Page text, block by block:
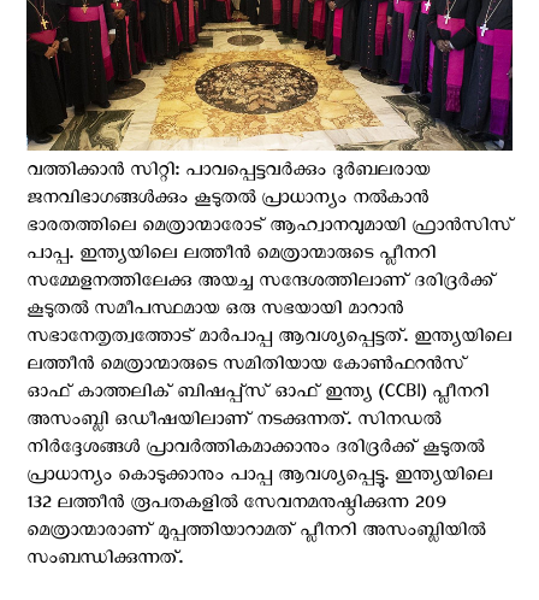
വത്തിക്കാന്‍ സിറ്റി: പാവപ്പെട്ടവർക്കും ദുർബലരായ
ജനവിഭാഗങ്ങൾക്കും കൂടുതൽ പ്രാധാന്യം നല്‍കാന്‍
ഭാരതത്തിലെ മെത്രാന്മാരോട് ആഹ്വാനവുമായി ഫ്രാൻസിസ്
പാപ്പ. ഇന്ത്യയിലെ ലത്തീൻ മെത്രാന്മാരുടെ പ്ലീനറി
സമ്മേളനത്തിലേക്കു അയച്ച സന്ദേശത്തിലാണ് ദരിദ്രർക്ക്
കൂടുതൽ സമീപസ്ഥമായ ഒരു സഭയായി മാറാൻ
സഭാനേതൃത്വത്തോട് മാര്‍പാപ്പ ആവശ്യപ്പെട്ടത്. ഇന്ത്യയിലെ
ലത്തീൻ മെത്രാന്മാരുടെ സമിതിയായ കോൺഫറൻസ്
ഓഫ് കാത്തലിക് ബിഷപ്പ്സ് ഓഫ് ഇന്ത്യ (CCBI) പ്ലീനറി
അസംബ്ലി ഒഡീഷയിലാണ് നടക്കുന്നത്. സിനഡൽ
നിർദ്ദേശങ്ങൾ പ്രാവർത്തികമാക്കാനും ദരിദ്രർക്ക് കൂടുതൽ
പ്രാധാന്യം കൊടുക്കാനും പാപ്പ ആവശ്യപ്പെട്ടു. ഇന്ത്യയിലെ
132 ലത്തീൻ രൂപതകളിൽ സേവനമനുഷ്ഠിക്കുന്ന 209
മെത്രാന്മാരാണ് മുപ്പത്തിയാറാമത് പ്ലീനറി അസംബ്ലിയിൽ
സംബന്ധിക്കുന്നത്.